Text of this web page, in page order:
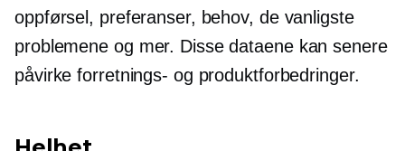
oppførsel, preferanser, behov, de vanligste
problemene og mer. Disse dataene kan senere
påvirke forretnings- og produktforbedringer.